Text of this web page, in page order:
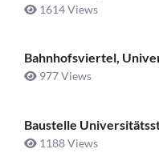
1614 Views
Bahnhofsviertel,
977 Views
Baustelle
1188 Views